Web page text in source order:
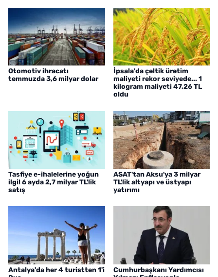
Otomotiv ihracatı
temmuzda 3,6 milyar dolar
İpsala'da çeltik üretim
maliyeti rekor seviyede... 1
kilogram maliyeti 47,26 TL
oldu
Tasfiye e-ihalelerine yoğun
ilgi! 6 ayda 2,7 milyar TL'lik
satış
ASAT'tan Aksu'ya 3 milyar
TL'lik altyapı ve üstyapı
yatırımı
Antalya'da her 4 turistten 1'i
Cumhurbaşkanı Yardımcısı